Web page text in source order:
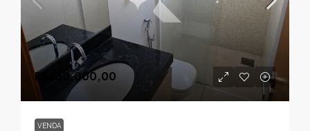
R$630.000,00
VENDA